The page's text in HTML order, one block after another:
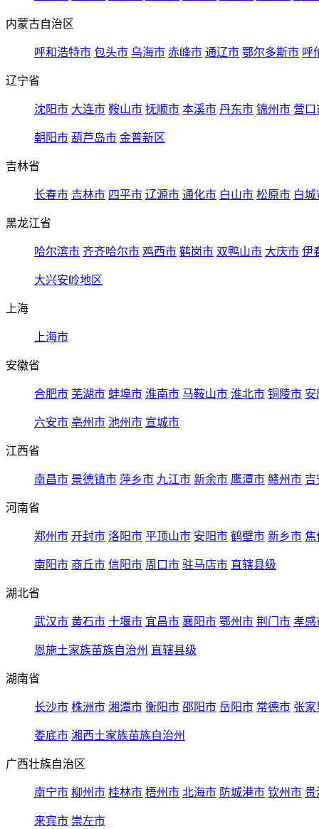
内蒙古自治区
呼和浩特市 包头市 乌海市 赤峰市 通辽市 鄂尔多斯市 呼
辽宁省
沈阳市 大连市 鞍山市 抚顺市 本溪市 丹东市 锦州市 营口
朝阳市 葫芦岛市 金普新区
吉林省
长春市 吉林市 四平市 辽源市 通化市 白山市 松原市 白城
黑龙江省
哈尔滨市 齐齐哈尔市 鸡西市 鹤岗市 双鸭山市 大庆市 伊
大兴安岭地区
上海
上海市
安徽省
合肥市 芜湖市 蚌埠市 淮南市 马鞍山市 淮北市 铜陵市 安
六安市 亳州市 池州市 宣城市
江西省
南昌市 景德镇市 萍乡市 九江市 新余市 鹰潭市 赣州市 吉
河南省
郑州市 开封市 洛阳市 平顶山市 安阳市 鹤壁市 新乡市 焦
南阳市 商丘市 信阳市 周口市 驻马店市 直辖县级
湖北省
武汉市 黄石市 十堰市 宜昌市 襄阳市 鄂州市 荆门市 孝感
恩施土家族苗族自治州 直辖县级
湖南省
长沙市 株洲市 湘潭市 衡阳市 邵阳市 岳阳市 常德市 张家
娄底市 湘西土家族苗族自治州
广西壮族自治区
南宁市 柳州市 桂林市 梧州市 北海市 防城港市 钦州市 贵
来宾市 崇左市